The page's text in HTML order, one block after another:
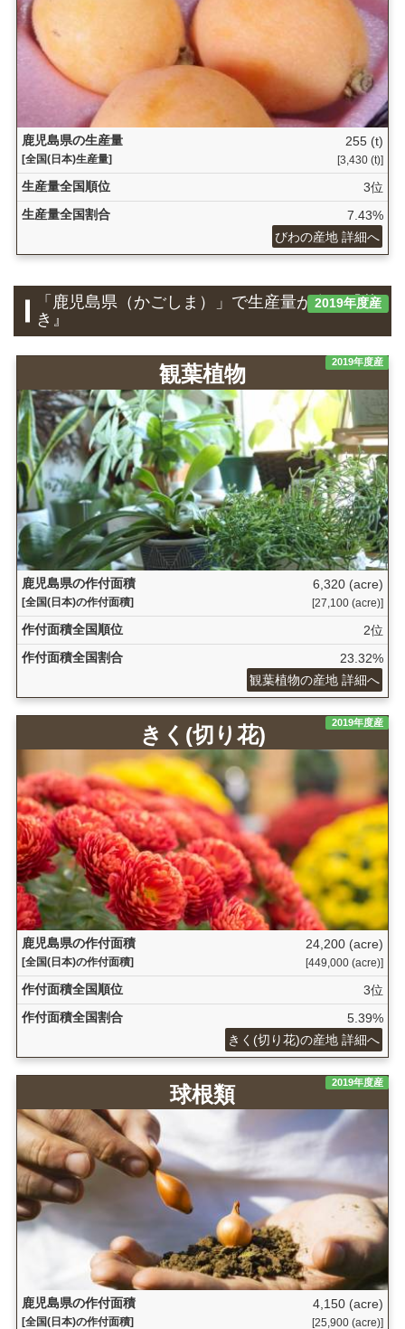
鹿児島県の生産量
[全国(日本)生産量]
255 (t)
[3,430 (t)]
生産量全国順位
3位
生産量全国割合
7.43%
びわの産地 詳細へ
2019年度産
「鹿児島県（かごしま）」で生産量が多い『花
き』
2019年度産
観葉植物
鹿児島県の作付面積
[全国(日本)の作付面積]
6,320 (acre)
[27,100 (acre)]
作付面積全国順位
2位
作付面積全国割合
23.32%
観葉植物の産地 詳細へ
2019年度産
きく(切り花)
鹿児島県の作付面積
[全国(日本)の作付面積]
24,200 (acre)
[449,000 (acre)]
作付面積全国順位
3位
作付面積全国割合
5.39%
きく(切り花)の産地 詳細へ
2019年度産
球根類
鹿児島県の作付面積
[全国(日本)の作付面積]
4,150 (acre)
[25,900 (acre)]